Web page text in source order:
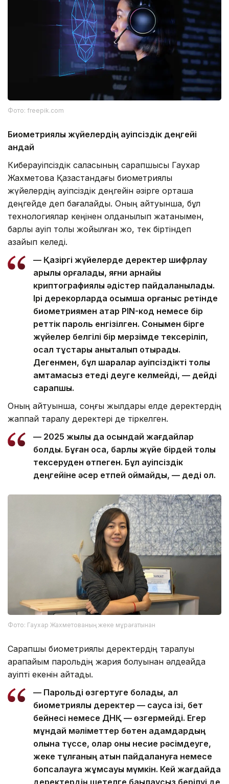
Фото: freepik.com
Биометриялық жүйелердің қауіпсіздік деңгейі
қандай
Киберқауіпсіздік саласының сарапшысы Гаухар
Жахметова Қазақстандағы биометриялық
жүйелердің қауіпсіздік деңгейін әзірге орташа
деңгейде деп бағалайды. Оның айтуынша, бұл
технологиялар кеңінен қолданылып жатқанымен,
барлық қауіп толық жойылған жоқ, тек біртіндеп
азайып келеді.
— Қазіргі жүйелерде деректер шифрлау
арқылы қорғалады, яғни арнайы
криптографиялық әдістер пайдаланылады.
Ірі дерекқорларда қосымша қорғаныс ретінде
биометриямен қатар PIN-код немесе бір
реттік пароль енгізілген. Сонымен бірге
жүйелер белгілі бір мерзімде тексеріліп,
осал тұстары анықталып отырады.
Дегенмен, бұл шаралар қауіпсіздікті толық
қамтамасыз етеді деуге келмейді, — дейді
сарапшы.
Оның айтуынша, соңғы жылдары елде деректердің
жаппай таралу деректері де тіркелген.
— 2025 жылы да осындай жағдайлар
болды. Бұған қоса, барлық жүйе бірдей толық
тексеруден өтпеген. Бұл қауіпсіздік
деңгейіне әсер етпей қоймайды, — деді ол.
Фото: Гаухар Жахметованың жеке мұрағатынан
Сарапшы биометриялық деректердің таралуы
қарапайым парольдің жария болуынан әлдеқайда
қауіпті екенін айтады.
— Парольді өзгертуге болады, ал
биометриялық деректер — саусақ ізі, бет
бейнесі немесе ДНҚ — өзгермейді. Егер
мұндай мәліметтер бөтен адамдардың
қолына түссе, олар оны несие рәсімдеуге,
жеке тұлғаның атын пайдалануға немесе
бопсалауға жұмсауы мүмкін. Кей жағдайда
деректердің шетелге бақылаусыз берілуі де